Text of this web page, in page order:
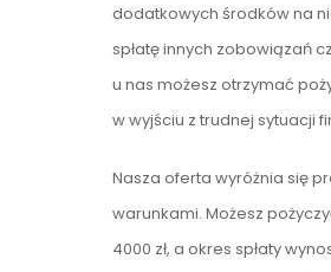
dodatkowych środków na
spłatę innych zobowiązań
u nas możesz otrzymać
w wyjściu z trudnej sytuacji
Nasza oferta wyróżnia się
warunkami. Możesz
4000 zł, a okres spłaty